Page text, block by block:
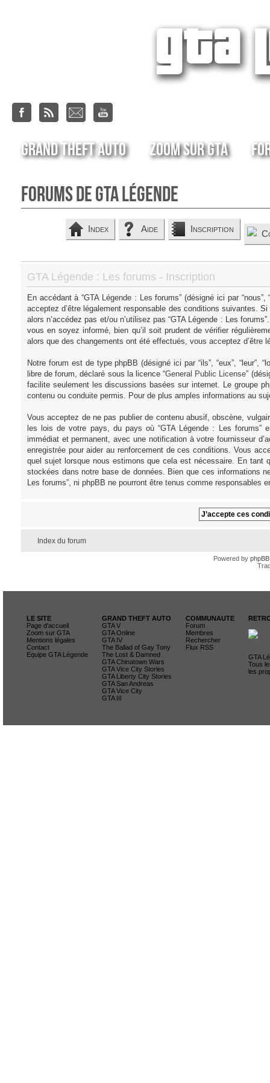
Grand Theft Auto Zoom sur GTA
Forums de GTA Légende
Index Aide Inscription
GTA Légende : Les forums - Inscription
En accédant à “GTA Légende : Les forums” (désigné ici par
acceptez d’être légalement responsable des conditions suivantes.
alors n’accédez pas et/ou n’utilisez pas “GTA Légende : Les
vous en soyez informé, bien qu’il soit prudent de vérifier
alors que des changements ont été effectués, vous acceptez
Notre forum est de type phpBB (désigné ici par “ils”, “eux”, “leur”,
libre de forum, déclaré sous la licence “General Public License”
facilite seulement les discussions basées sur internet. Le groupe
contenu ou conduite permis. Pour de plus amples informations au
Vous acceptez de ne pas publier de contenu abusif, obscène,
les lois de votre pays, du pays où “GTA Légende : Les
immédiat et permanent, avec une notification à votre fournisseur
enregistrée pour aider au renforcement de ces conditions. Vous
quel sujet lorsque nous estimons que cela est nécessaire. En tant
stockées dans notre base de données. Bien que ces informations
Les forums”, ni phpBB ne pourront être tenus comme
Index du forum
Powered by phpBB
LE SITE
Page d'accueil
Zoom sur GTA
Mentions légales
Contact
Equipe GTA Légende
GRAND THEFT AUTO
GTA V
GTA Online
GTA IV
The Ballad of Gay Tony
The Lost & Damned
GTA Chinatown Wars
GTA Vice City Stories
GTA Liberty City Stories
GTA San Andreas
GTA Vice City
GTA III
COMMUNAUTE
Forum
Membres
Rechercher
Flux RSS
GTA
Tous
les